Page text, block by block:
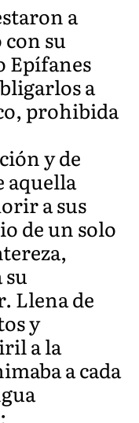
a
su
Epífanes
a
prohibida
y de
aquella
a sus
de un solo
Llena de
y
a la
a cada